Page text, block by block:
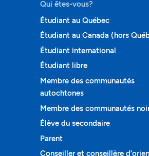
Qui êtes-vous?
Étudiant au Québec
Étudiant au Canada (hors
Étudiant international
Étudiant libre
Membre des communautés
autochtones
Membre des communautés
Élève du secondaire
Parent
Conseiller et conseillère